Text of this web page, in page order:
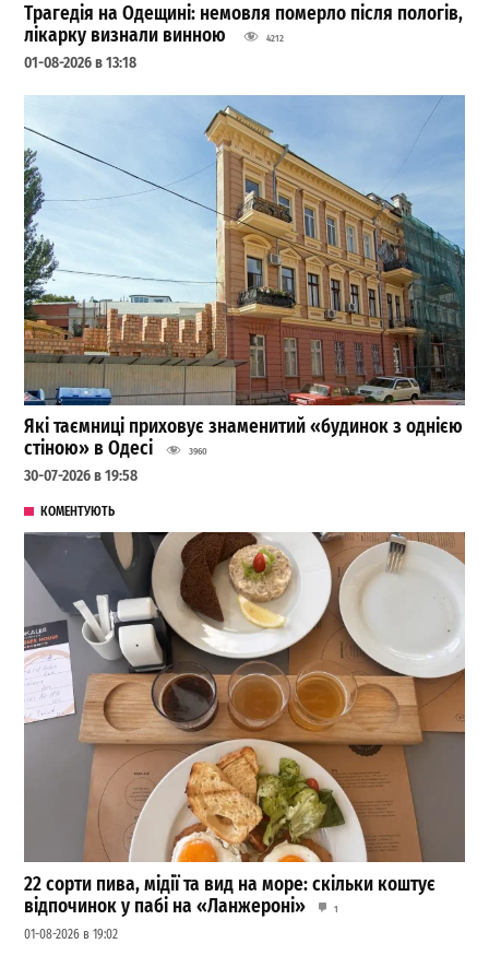
Трагедія на Одещині: немовля померло після пологів,
лікарку визнали винною
4212
01-08-2026 в 13:18
Які таємниці приховує знаменитий «будинок з однією
стіною» в Одесі
3960
30-07-2026 в 19:58
КОМЕНТУЮТЬ
22 сорти пива, мідії та вид на море: скільки коштує
відпочинок у пабі на «Ланжероні»
1
01-08-2026 в 19:02